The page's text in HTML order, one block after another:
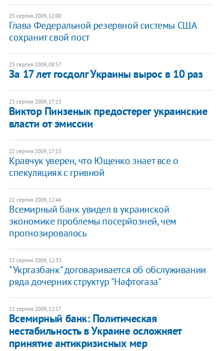
25 серпня 2009, 12:00
Глава Федеральной резервной системы США
сохранит свой пост
25 серпня 2009, 08:57
За 17 лет госдолг Украины вырос в 10 раз
23 серпня 2009, 17:13
Виктор Пинзенык предостерег украинские
власти от эмиссии
22 серпня 2009, 17:15
Кравчук уверен, что Ющенко знает все о
спекуляциях c гривной
22 серпня 2009, 12:46
Всемирный банк увидел в украинской
экономике проблемы посерйозней, чем
прогнозировалось
22 серпня 2009, 12:33
"Укргазбанк" договаривается об обслуживании
ряда дочерних структур "Нафтогаза"
22 серпня 2009, 12:17
Всемирный банк: Политическая
нестабильность в Украине осложняет
принятие антикризисных мер